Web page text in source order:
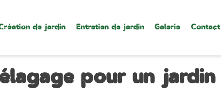
de jardin Entretien de jardin Galerie Contact
pour un